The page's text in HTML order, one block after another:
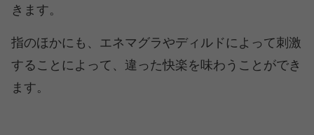
きます。
指のほかにも、エネマグラやディルドによって刺激
することによって、違った快楽を味わうことができ
ます。